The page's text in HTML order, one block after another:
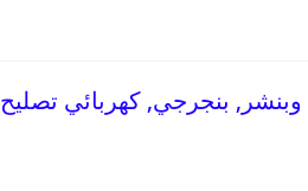
النزهه 99007355 كهرباء وبنشر, بنجرجي, كهربائي تصليح